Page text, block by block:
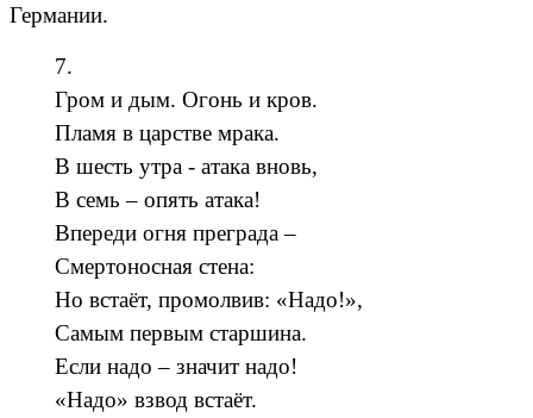
Германии.
7.
Гром и дым. Огонь и кров.
Пламя в царстве мрака.
В шесть утра - атака вновь,
В семь – опять атака!
Впереди огня преграда –
Смертоносная стена:
Но встаёт, промолвив: «Надо!»,
Самым первым старшина.
Если надо – значит надо!
«Надо» взвод встаёт.